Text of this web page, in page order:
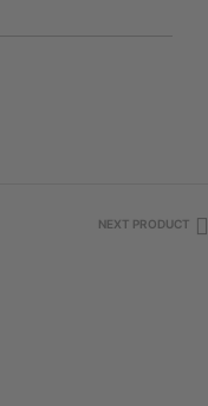
NEXT PRODUCT